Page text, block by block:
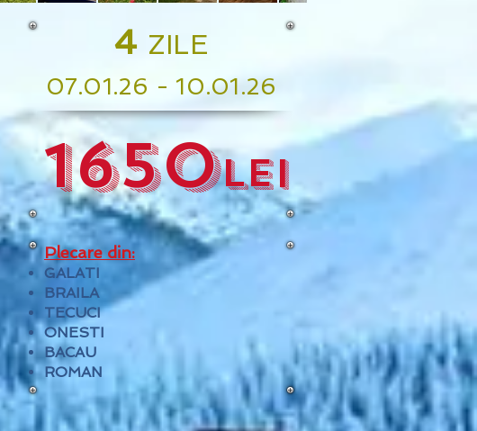
4 ZILE
07.01.26 - 10.01.26
1650Lei
Plecare din:
GALATI
BRAILA
TECUCI
ONESTI
BACAU
ROMAN